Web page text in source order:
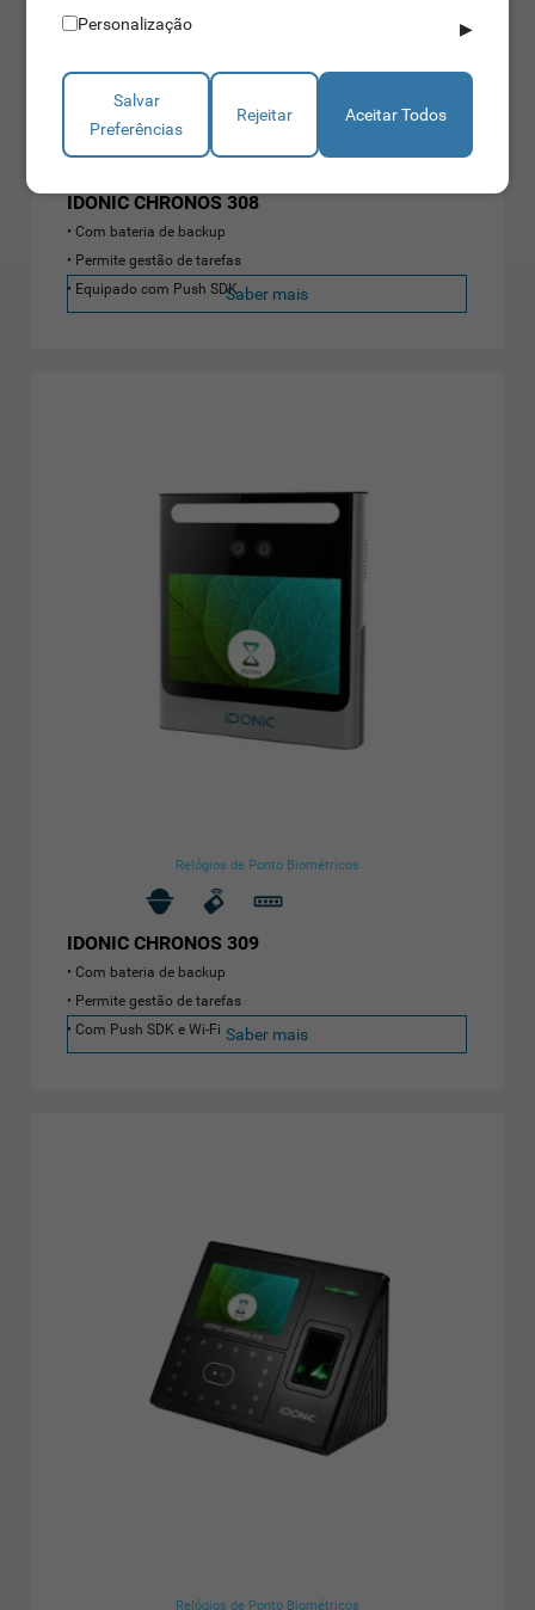
Relógios de Ponto Biométricos
IDONIC CHRONOS 308
Com bateria de backup
Permite gestão de tarefas
Equipado com Push SDKSaber mais
Relógios de Ponto Biométricos
IDONIC CHRONOS 309
Com bateria de backup
Permite gestão de tarefas
Com Push SDK e Wi-Fi Saber mais
Relógios de Ponto Biométricos
Personalização ▶
Salvar
Preferências
Rejeitar Aceitar Todos